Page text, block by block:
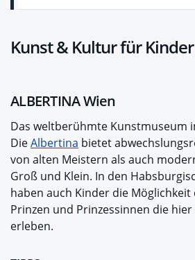
Kunst & Kultur für Kinder
ALBERTINA Wien
Das weltberühmte Kunstmuseum
DieAlbertina bietet
von alten Meistern als auch
Groß und Klein. In den
haben auch Kinder die Möglichkeit
Prinzen und Prinzessinnen die
erleben.